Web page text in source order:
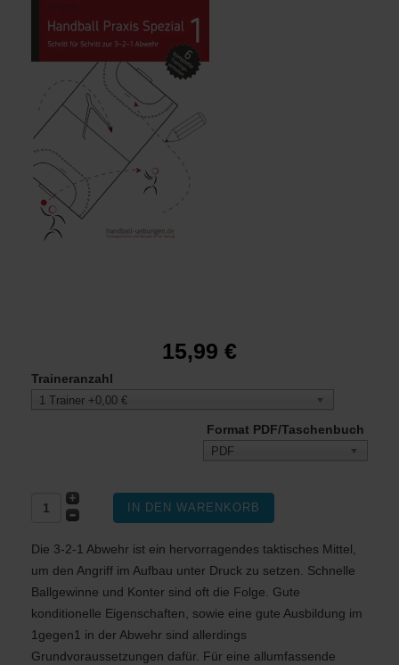
15,99 €
Traineranzahl
1 Trainer +0,00 €
Format PDF/Taschenbuch
PDF
Die 3-2-1 Abwehr ist ein hervorragendes taktisches Mittel,
um den Angriff im Aufbau unter Druck zu setzen. Schnelle
Ballgewinne und Konter sind oft die Folge. Gute
konditionelle Eigenschaften, sowie eine gute Ausbildung im
1gegen1 in der Abwehr sind allerdings
Grundvoraussetzungen dafür. Für eine allumfassende